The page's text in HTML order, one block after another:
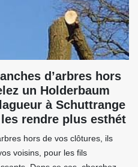
d’arbres hors
un Holderbaum
à Schuttrange
rendre plus esthét
hors de vos clôtures, ils
voisins, pour les fils